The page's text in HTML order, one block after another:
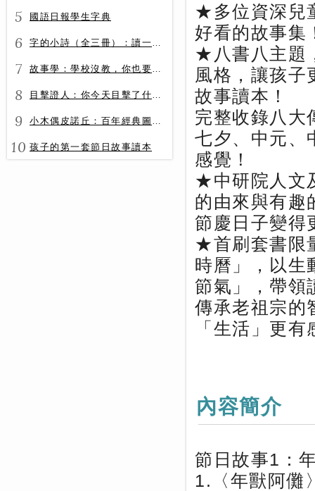
5 國語日報學生字典
6 字的小詩（全三冊）：讀一首詩，交一個字朋友（字字小宇宙+字字看心情+字字有意思）
7 故事學：學校沒教，你也要會的表達力
8 目擊證人：你今天目擊了什麼？
9 小木偶皮諾丘：百年經典圖文全譯版
10 孩子的第一套節日故事讀本
★多位資深兒
好看的故事集
★八書八主題
風格，讓孩子
故事讀本！
完整收錄八大
七夕、中元、
感覺！
★中研院人文
的由來與有趣
節慶日子變得
★首刷套書限
時曆」，以生
節氣」，帶領
傳承老祖宗的
「生活」更有
內容簡介
節日故事1：
1.〈年獸阿儺